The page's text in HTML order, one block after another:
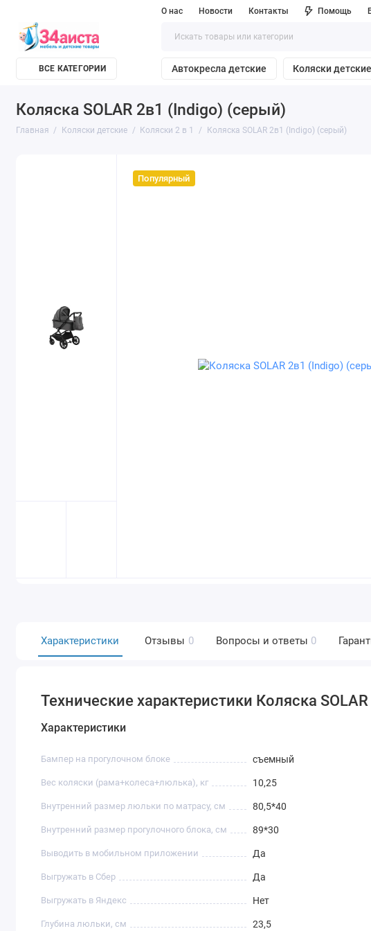
О нас Новости Контакты Помощь
ВСЕ КАТЕГОРИИ Автокресла детские Коляски детские
Коляска SOLAR 2в1 (Indigo) (серый)
Главная Коляски детские Коляски 2 в 1 Коляска SOLAR 2в1 (Indigo) (серый)
Популярный
Характеристики Отзывы 0 Вопросы и ответы 0
Технические характеристики Коляска
Характеристики
Бампер на прогулочном блоке съемный
Вес коляски (рама+колеса+люлька), кг 10,25
Внутренний размер люльки по матрасу, см 80,5*40
Внутренний размер прогулочного блока, см 89*30
Выводить в мобильном приложении Да
Выгружать в Сбер Да
Выгружать в Яндекс Нет
Глубина люльки, см 23,5